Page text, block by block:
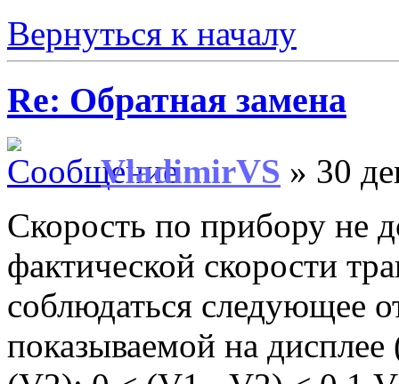
Вернуться к началу
Re: Обратная замена
VladimirVS » 30
Скорость по прибору не
фактической скорости
соблюдаться следующее
показываемой на